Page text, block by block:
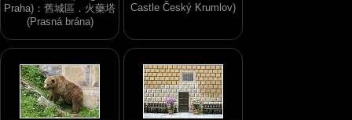
Praha)：舊城區．火藥塔
(Prasná brána)
Castle Český Krumlov)